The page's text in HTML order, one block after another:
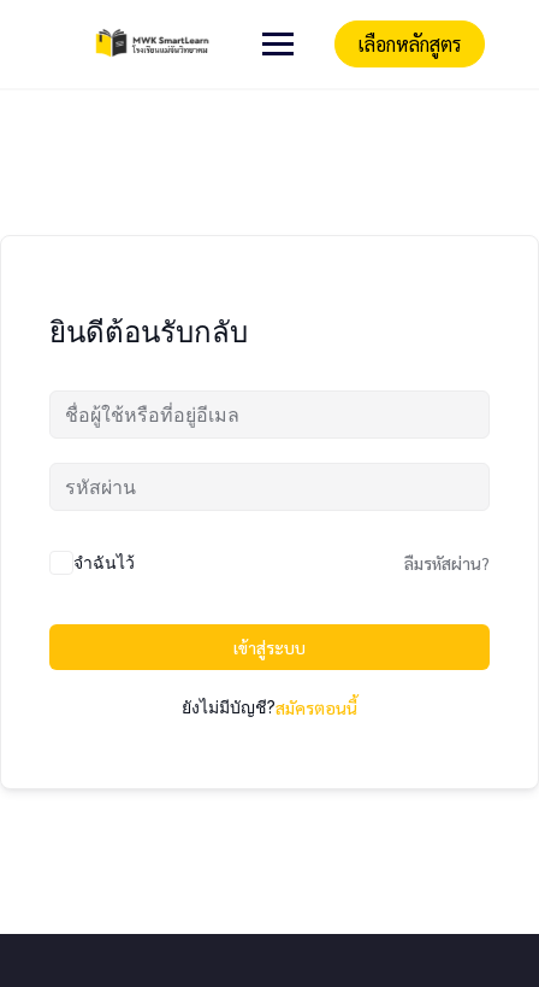
เลือกหลักสูตร
ยินดีต้อนรับกลับ
จำฉันไว้ ลืมรหัสผ่าน?
เข้าสู่ระบบ
ยังไม่มีบัญชี?สมัครตอนนี้